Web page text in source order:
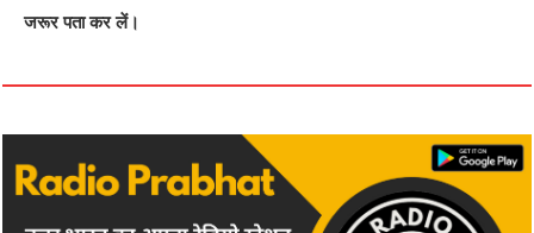
जरूर पता कर लें।